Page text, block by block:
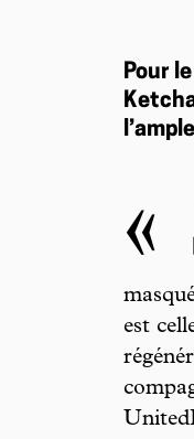
Pour
«
est